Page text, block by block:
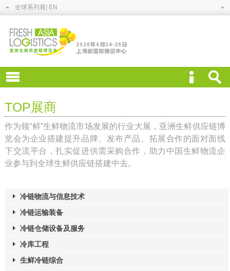
全球系列展 | EN
TOP展商
作为领“鲜”生鲜物流市场发展的行业大展，亚洲生鲜供应链博
览会为企业搭建提升品牌、发布产品、拓展合作的面对面线
下交流平台，扎实促进供需采购合作，助力中国生鲜物流企
业参与到全球生鲜供应链搭建中去。
冷链物流与信息技术
冷链运输装备
冷链仓储设备及服务
冷库工程
生鲜冷链综合